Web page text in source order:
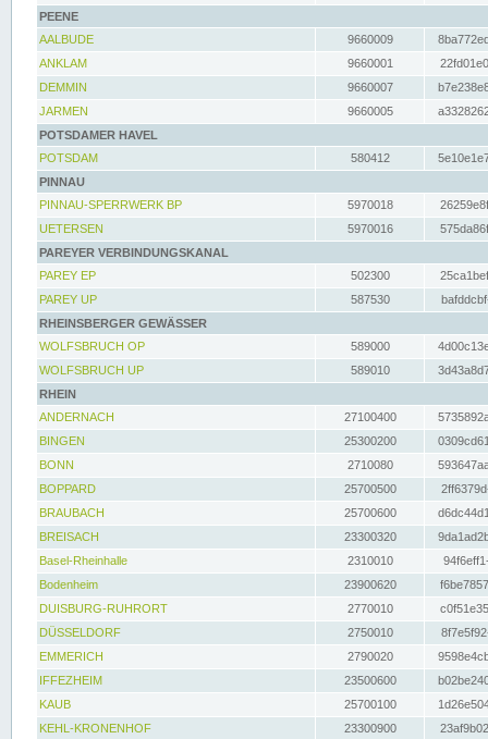
PEENE
AALBUDE
9660009
ANKLAM
9660001
DEMMIN
9660007
JARMEN
9660005
POTSDAMER HAVEL
POTSDAM
580412
PINNAU
PINNAU-SPERRWERK BP
5970018
UETERSEN
5970016
PAREYER VERBINDUNGSKANAL
PAREY EP
502300
PAREY UP
587530
RHEINSBERGER GEWÄSSER
WOLFSBRUCH OP
589000
WOLFSBRUCH UP
589010
RHEIN
ANDERNACH
27100400
BINGEN
25300200
BONN
2710080
BOPPARD
25700500
BRAUBACH
25700600
BREISACH
23300320
Basel-Rheinhalle
2310010
Bodenheim
23900620
DUISBURG-RUHRORT
2770010
DÜSSELDORF
2750010
EMMERICH
2790020
IFFEZHEIM
23500600
KAUB
25700100
KEHL-KRONENHOF
23300900